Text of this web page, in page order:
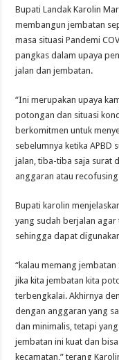
Bupati Landak Karolin
membangun jembatan
masa situasi Pandemi
pangkas dalam upaya
jalan dan jembatan.
“Ini merupakan upaya
potongan dan situasi
berkomitmen untuk
sebelumnya ketika APBD
jalan, tiba-tiba saja surat
anggaran atau
Bupati karolin
yang sudah berjalan
sehingga dapat
“kalau memang
jika kita jembatan kita
terbengkalai. Akhirnya
dengan anggaran yang
dan minimalis, tetapi
jembatan ini kuat dan
kecamatan,” terang